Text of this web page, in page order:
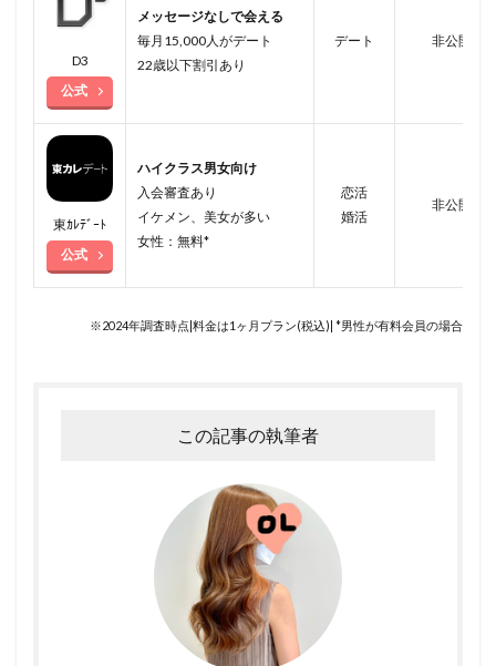
D3
公式
メッセージなしで会える
毎月15,000人がデート
22歳以下割引あり
デート 非公開
東ｶﾚﾃﾞｰﾄ
公式
ハイクラス男女向け
入会審査あり
イケメン、美女が多い
女性：無料*
恋活
婚活
非公開
※2024年調査時点|料金は1ヶ月プラン(税込)| *男性が有料会員の場合
この記事の執筆者